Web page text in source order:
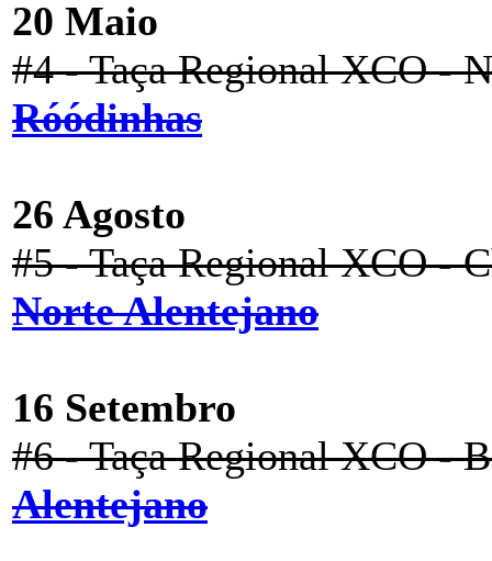
20 Maio
#4 - Taça Regional XCO -
Róódinhas
26 Agosto
#5 - Taça Regional XCO -
Norte Alentejano
16 Setembro
#6 - Taça Regional XCO -
Alentejano